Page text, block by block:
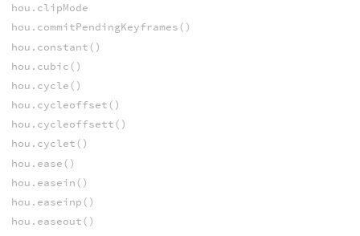
hou.clipMode
hou.commitPendingKeyframes()
hou.constant()
hou.cubic()
hou.cycle()
hou.cycleoffset()
hou.cycleoffsett()
hou.cyclet()
hou.ease()
hou.easein()
hou.easeinp()
hou.easeout()